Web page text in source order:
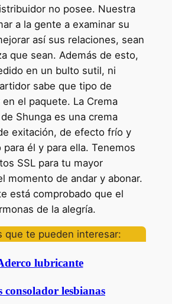
no posee. Nuestra
a la gente a examinar su
así sus relaciones, sean
que sean. Además de esto,
en un bulto sutil, ni
sabe que tipo de
el paquete. La Crema
Shunga es una crema
exitación, de efecto frío y
él y para ella. Tenemos
SSL para tu mayor
momento de andar y abonar.
está comprobado que el
de la alegría.
que te pueden interesar:
lubricante
consolador lesbianas